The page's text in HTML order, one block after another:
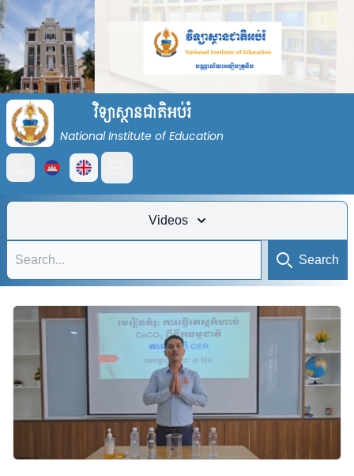
វិទ្យាស្ថានជាតិអប់រំ
National Institute of Education
Open main menu
Videos
Search